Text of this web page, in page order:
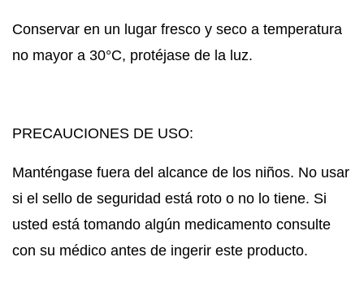
Conservar en un lugar fresco y seco a temperatura
no mayor a 30°C, protéjase de la luz.
PRECAUCIONES DE USO:
Manténgase fuera del alcance de los niños. No usar
si el sello de seguridad está roto o no lo tiene. Si
usted está tomando algún medicamento consulte
con su médico antes de ingerir este producto.